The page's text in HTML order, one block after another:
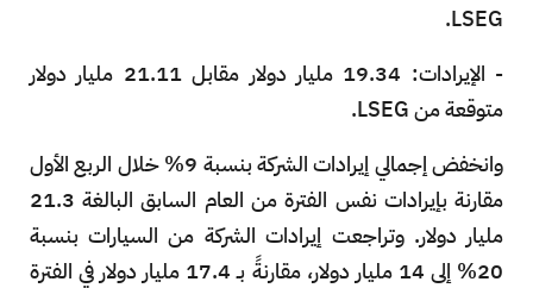
LSEG.
- الإيرادات: 19.34 مليار دولار مقابل 21.11 مليار دولار
متوقعة من LSEG.
وانخفض إجمالي إيرادات الشركة بنسبة 9% خلال الربع الأول
مقارنة بإيرادات نفس الفترة من العام السابق البالغة 21.3
مليار دولار. وتراجعت إيرادات الشركة من السيارات بنسبة
20% إلى 14 مليار دولار، مقارنةً بـ 17.4 مليار دولار في الفترة